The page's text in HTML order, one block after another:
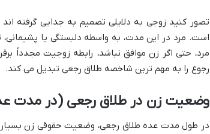
تصور کنید زوجی به دلایلی تصمیم به جدایی گرفته
است. مرد در این مدت، به واسطه دلبستگی یا پشیمانی،
مرد، حتی اگر زن موافق نباشد، رابطه زوجیت مجدداً
رجوع را به مهم ترین شاخصه طلاق رجعی تبدیل می کند.
وضعیت زن در طلاق رجعی (در مدت
در طول مدت عده طلاق رجعی، وضعیت حقوقی زن